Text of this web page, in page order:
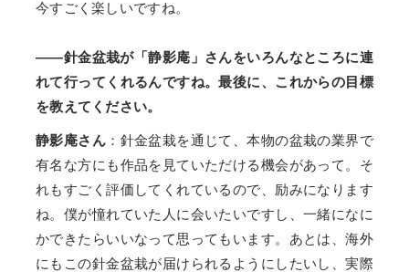
今すごく楽しいですね。
――針金盆栽が「静影庵」さんをいろんなところに連
れて行ってくれるんですね。最後に、これからの目標
を教えてください。
静影庵さん ：針金盆栽を通じて、本物の盆栽の業界で
有名な方にも作品を見ていただける機会があって。そ
れもすごく評価してくれているので、励みになります
ね。僕が憧れていた人に会いたいですし、一緒になに
かできたらいいなって思ってもいます。あとは、海外
にもこの針金盆栽が届けられるようにしたいし、実際